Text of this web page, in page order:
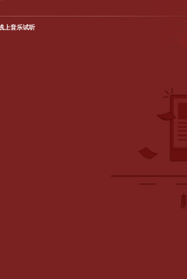
上音乐试听